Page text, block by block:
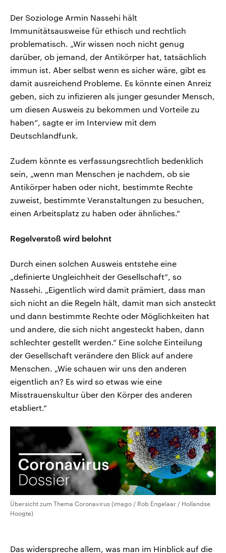
Der Soziologe Armin Nassehi hält
Immunitätsausweise für ethisch und rechtlich
problematisch. „Wir wissen noch nicht genug
darüber, ob jemand, der Antikörper hat, tatsächlich
immun ist. Aber selbst wenn es sicher wäre, gibt es
damit ausreichend Probleme. Es könnte einen Anreiz
geben, sich zu infizieren als junger gesunder Mensch,
um diesen Ausweis zu bekommen und Vorteile zu
haben“, sagte er im Interview mit dem
Deutschlandfunk.
Zudem könnte es verfassungsrechtlich bedenklich
sein, „wenn man Menschen je nachdem, ob sie
Antikörper haben oder nicht, bestimmte Rechte
zuweist, bestimmte Veranstaltungen zu besuchen,
einen Arbeitsplatz zu haben oder ähnliches.“
Regelverstoß wird belohnt
Durch einen solchen Ausweis entstehe eine
„definierte Ungleichheit der Gesellschaft“, so
Nassehi. „Eigentlich wird damit prämiert, dass man
sich nicht an die Regeln hält, damit man sich ansteckt
und dann bestimmte Rechte oder Möglichkeiten hat
und andere, die sich nicht angesteckt haben, dann
schlechter gestellt werden.“ Eine solche Einteilung
der Gesellschaft verändere den Blick auf andere
Menschen. „Wie schauen wir uns den anderen
eigentlich an? Es wird so etwas wie eine
Misstrauenskultur über den Körper des anderen
etabliert.“
Übersicht zum Thema Coronavirus (imago / Rob Engelaar / Hollandse
Hoogte)
Das widerspreche allem, was man im Hinblick auf die